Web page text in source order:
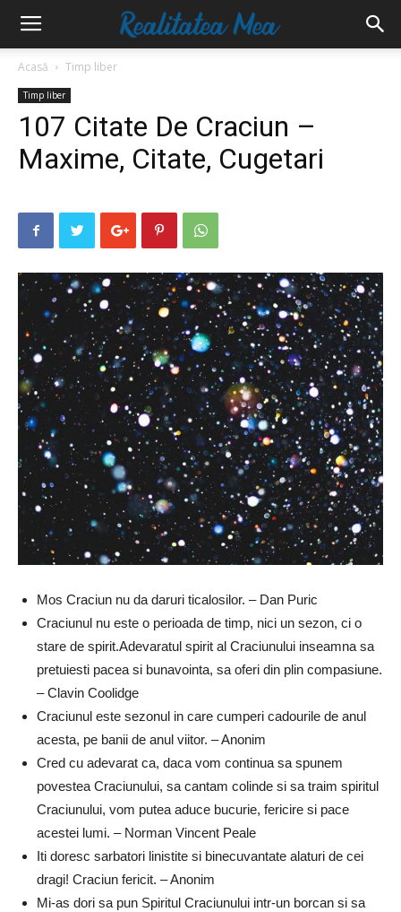
Acasă Timp liber
Timp liber
107 Citate De Craciun –
Maxime, Citate, Cugetari
Mos Craciun nu da daruri ticalosilor. – Dan Puric
Craciunul nu este o perioada de timp, nici un sezon, ci o
stare de spirit.Adevaratul spirit al Craciunului inseamna sa
pretuiesti pacea si bunavointa, sa oferi din plin compasiune.
– Clavin Coolidge
Craciunul este sezonul in care cumperi cadourile de anul
acesta, pe banii de anul viitor. – Anonim
Cred cu adevarat ca, daca vom continua sa spunem
povestea Craciunului, sa cantam colinde si sa traim spiritul
Craciunului, vom putea aduce bucurie, fericire si pace
acestei lumi. – Norman Vincent Peale
Iti doresc sarbatori linistite si binecuvantate alaturi de cei
dragi! Craciun fericit. – Anonim
Mi-as dori sa pun Spiritul Craciunului intr-un borcan si sa